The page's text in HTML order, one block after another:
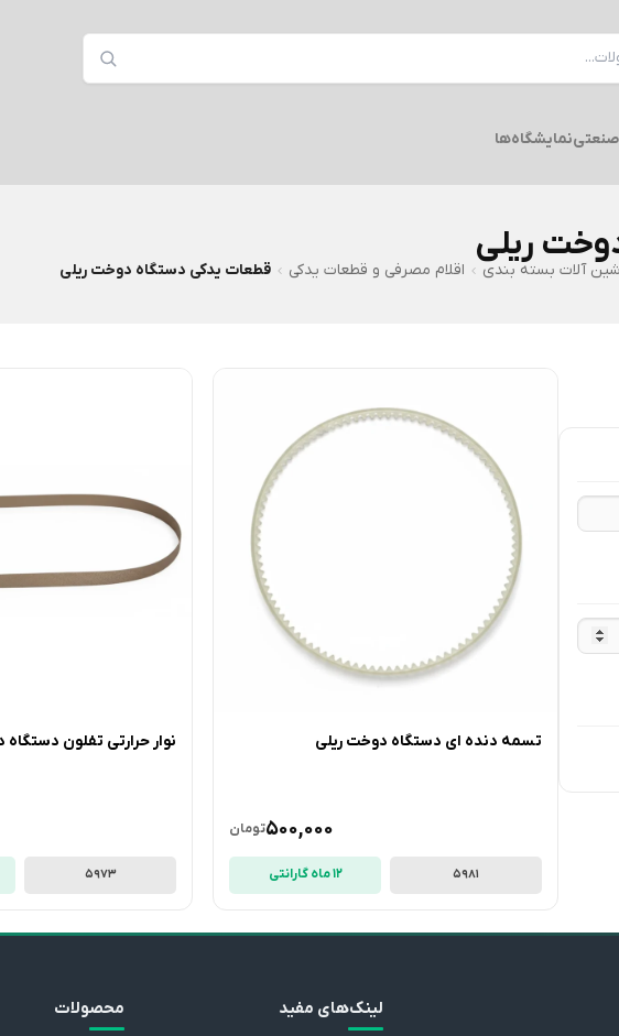
نمایشگاه‌ها
ریلی
آلات بسته بندی اقلام مصرفی و قطعات یدکی قطعات یدکی دستگاه دوخت ریلی
تسمه دنده ای دستگاه دوخت ریلی
تومان500,000
5981 12 ماه گارانتی
نوار حرارتی تفلون دستگاه
5973
لینک‌های مفید محصولات